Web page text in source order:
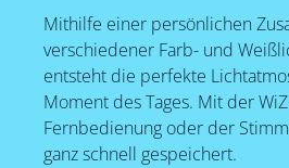
Mithilfe einer persönlichen
verschiedener Farb- und
entsteht die perfekte
Moment des Tages. Mit der
Fernbedienung oder der
ganz schnell gespeichert.